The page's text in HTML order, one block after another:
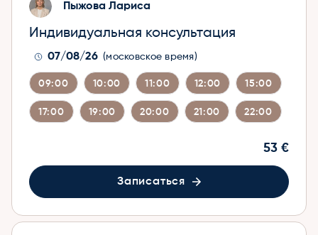
Пыжова Лариса
Индивидуальная консультация
07/08/26 (московское время)
09:00 10:00 11:00 12:00 15:00
17:00 19:00 20:00 21:00 22:00
53 €
Записаться